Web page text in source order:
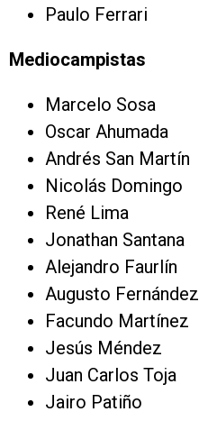
Paulo Ferrari
Mediocampistas
Marcelo Sosa
Oscar Ahumada
Andrés San Martín
Nicolás Domingo
René Lima
Jonathan Santana
Alejandro Faurlín
Augusto Fernández
Facundo Martínez
Jesús Méndez
Juan Carlos Toja
Jairo Patiño